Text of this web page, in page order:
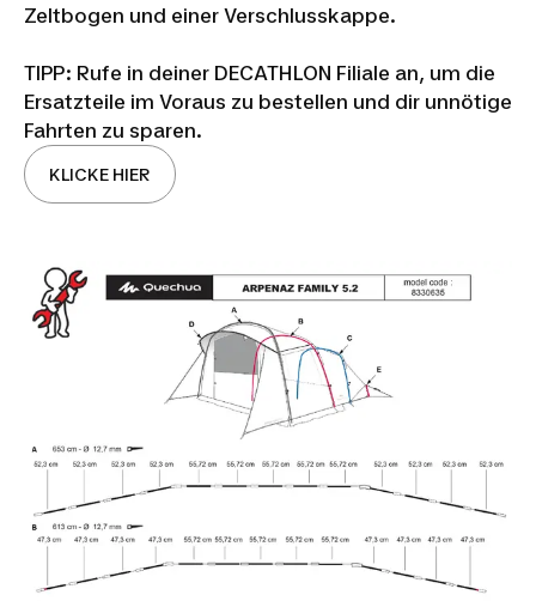
Zeltbogen und einer Verschlusskappe.
TIPP: Rufe in deiner DECATHLON Filiale an, um die
Ersatzteile im Voraus zu bestellen und dir unnötige
Fahrten zu sparen.
KLICKE HIER